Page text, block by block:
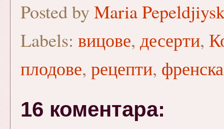
Posted by Maria
Labels: вицове, десерти,
плодове, рецепти,
16 коментара: